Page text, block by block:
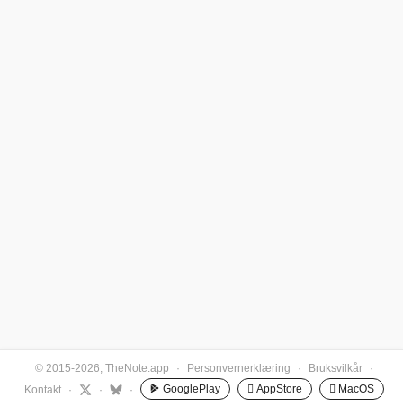
© 2015-2026, TheNote.app · Personvernerklæring · Bruksvilkår
·
Kontakt
· · · GooglePlay  AppStore  MacOS